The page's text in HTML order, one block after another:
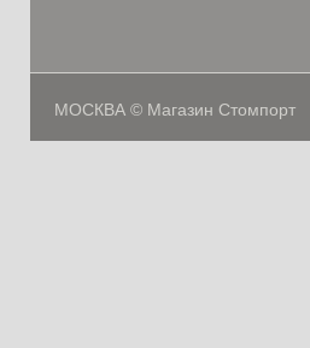
МОСКВА © Магазин Стомпорт